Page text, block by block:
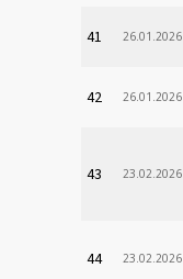
41 26.01.2026
42 26.01.2026
43 23.02.2026
44 23.02.2026